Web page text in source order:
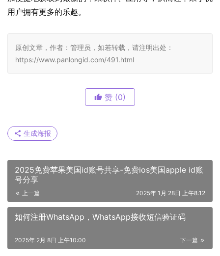
用户拥有更多的乐趣。
原创文章，作者：管理员，如若转载，请注明出处：
https://www.panlongid.com/491.html
赞 (0)
生成海报
2025免费苹果美国id账号共享-免费ios美国apple id账
号分享
上一篇 2025年 1月 28日 上午8:12
如何注册WhatsApp，WhatsApp接收短信验证码
下一篇
2025年 2月 8日 上午10:00